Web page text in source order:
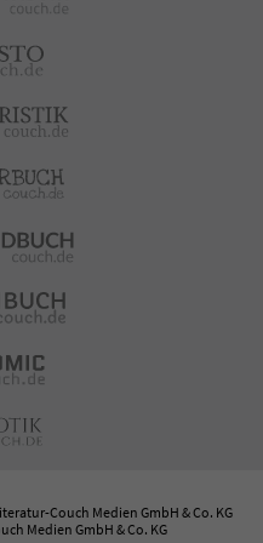
Couch Medien GmbH & Co. KG
Medien GmbH & Co. KG